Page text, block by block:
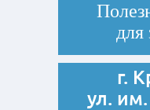
для
г.
ул.